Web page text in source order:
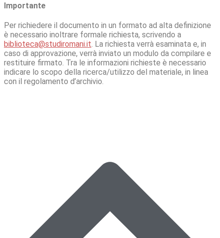
Importante
Per richiedere il documento in un formato ad alta definizione
è necessario inoltrare formale richiesta, scrivendo a
biblioteca@studiromani.it. La richiesta verrà esaminata e, in
caso di approvazione, verrà inviato un modulo da compilare e
restituire firmato. Tra le informazioni richieste è necessario
indicare lo scopo della ricerca/utilizzo del materiale, in linea
con il regolamento d’archivio.